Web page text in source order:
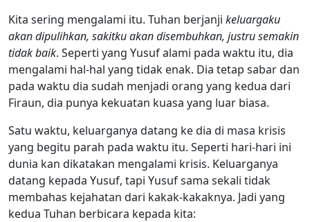
Kita sering mengalami itu. Tuhan berjanji keluargaku
akan dipulihkan, sakitku akan disembuhkan, justru semakin
tidak baik. Seperti yang Yusuf alami pada waktu itu, dia
mengalami hal-hal yang tidak enak. Dia tetap sabar dan
pada waktu dia sudah menjadi orang yang kedua dari
Firaun, dia punya kekuatan kuasa yang luar biasa.
Satu waktu, keluarganya datang ke dia di masa krisis
yang begitu parah pada waktu itu. Seperti hari-hari ini
dunia kan dikatakan mengalami krisis. Keluarganya
datang kepada Yusuf, tapi Yusuf sama sekali tidak
membahas kejahatan dari kakak-kakaknya. Jadi yang
kedua Tuhan berbicara kepada kita: